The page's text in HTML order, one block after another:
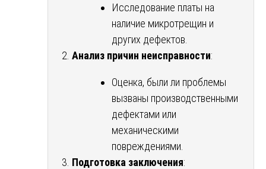
Исследование платы на
наличие микротрещин и
других дефектов.
Анализ причин неисправности:
Оценка, были ли проблемы
вызваны производственными
дефектами или
механическими
повреждениями.
Подготовка заключения: